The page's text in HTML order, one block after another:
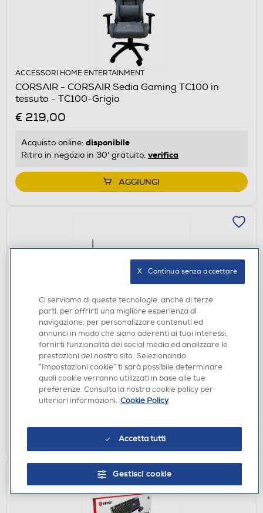
ACCESSORI HOME ENTERTAINMENT
CORSAIR - CORSAIR Sedia Gaming TC100 in
tessuto - TC100-Grigio
€ 219,00
Acquisto online: disponibile
Ritiro in negozio in 30' gratuito: verifica
AGGIUNGI
TASTIERE GAMING
CORSAIR - Tastiera K55 CORE RGB-Nero
€ 49,90
Acquisto online:disponibile
Ritiro in negozio in 30' gratuito:verifica
AGGIUNGI
Ci serviamo di queste tecnologie, anche di terze
parti, per offrirti una migliore esperienza di
navigazione, per personalizzare contenuti ed
annunci in modo che siano aderenti ai tuoi interessi,
fornirti funzionalità dei social media ed analizzare le
prestazioni del nostro sito. Selezionando
“Impostazioni cookie” ti sarà possibile determinare
quali cookie verranno utilizzati in base alle tue
preferenze. Consulta la nostra cookie policy per
ulteriori informazioni. Cookie Policy
Accetta tutti
Gestisci cookie
X   Continua senza accettare